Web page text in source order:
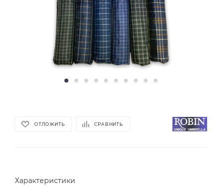
ОТЛОЖИТЬ СРАВНИТЬ
Характеристики